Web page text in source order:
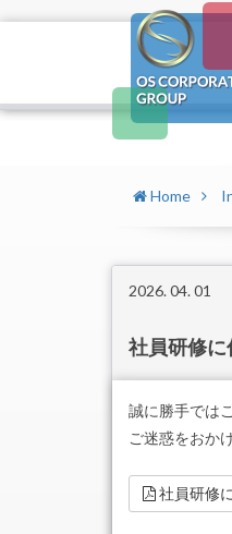
Home
2026. 04. 01
社員研修
誠に勝手では
ご迷惑をおか
社員研修